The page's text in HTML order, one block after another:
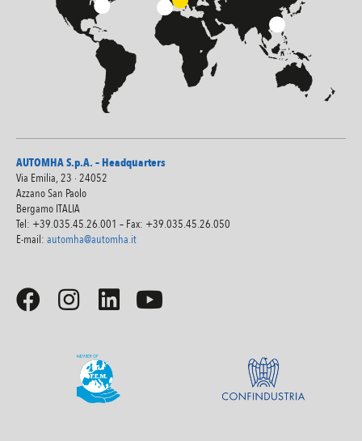
AUTOMHA S.p.A. – Headquarters
Via Emilia, 23 · 24052
Azzano San Paolo
Bergamo ITALIA
Tel: +39.035.45.26.001 – Fax: +39.035.45.26.050
E-mail: automha@automha.it